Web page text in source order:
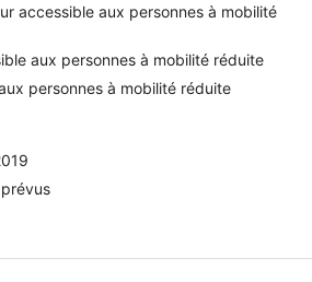
accessible aux personnes à mobilité
aux personnes à mobilité réduite
personnes à mobilité réduite